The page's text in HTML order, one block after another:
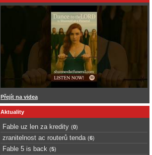
Přejít na videa
Aktuality
Fable uz len za kredity (0)
zranitelnost ac routerů tenda (6)
Fable 5 is back (5)